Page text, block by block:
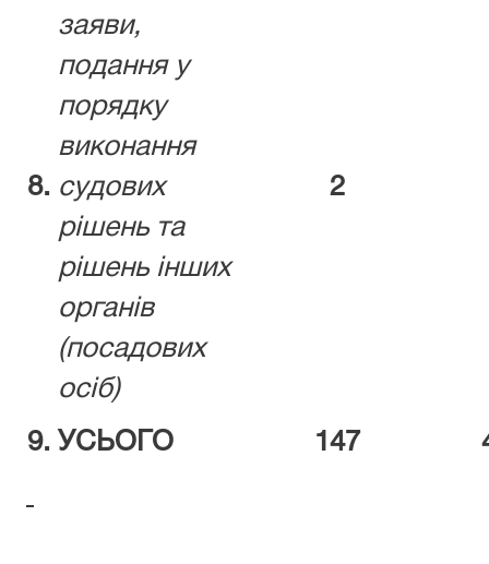
8.
заяви,
подання у
порядку
виконання
судових
рішень та
рішень інших
органів
(посадових
осіб)
2
9. УСЬОГО 147